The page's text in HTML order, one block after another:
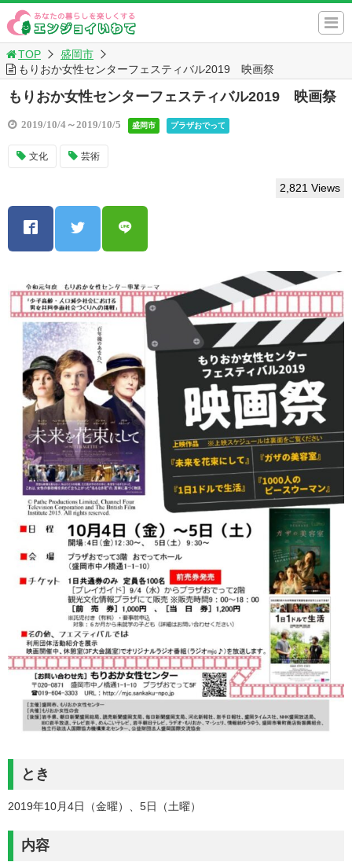
TOP
盛岡市
もりおか女性センターフェスティバル2019 映画祭
もりおか女性センターフェスティバル2019 映画祭
2019/10/4～2019/10/5 盛岡市 プラザおでって
文化 芸術
2,821 Views
とき
2019年10月4日（金曜）、5日（土曜）
内容